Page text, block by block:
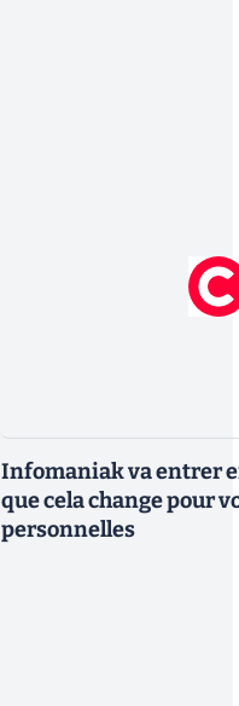
Infomaniak va entrer
que cela change pour
personnelles